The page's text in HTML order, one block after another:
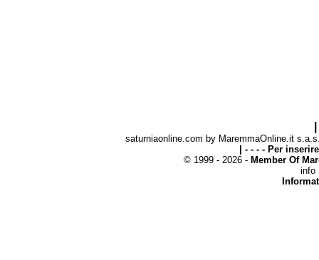
saturniaonline.com by MaremmaOnline.it
| - - - - Per
© 1999 - 2026 - Member Of
info